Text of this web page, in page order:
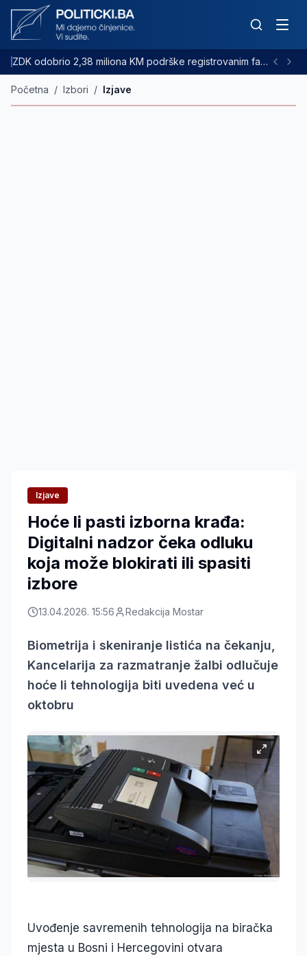
ZDK odobrio 2,38 miliona KM podrške registrovanim farmama goveda
Početna / Izbori / Izjave
Izjave
Hoće li pasti izborna krađa:
Digitalni nadzor čeka odluku
koja može blokirati ili spasiti
izbore
13.04.2026. 15:56 Redakcija Mostar
Biometrija i skeniranje listića na čekanju,
Kancelarija za razmatranje žalbi odlučuje
hoće li tehnologija biti uvedena već u
oktobru
Uvođenje savremenih tehnologija na biračka
mjesta u Bosni i Hercegovini otvara